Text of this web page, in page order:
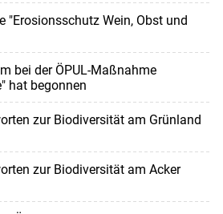
"Erosionsschutz Wein, Obst und
bei der ÖPUL-Maßnahme
hat begonnen
zur Biodiversität am Grünland
zur Biodiversität am Acker